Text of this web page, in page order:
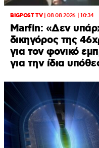
BIGPOST TV|08.08.2026 | 10:34
Marfin: «Δεν
δικηγόρος της
για τον φονικό
για την ίδια